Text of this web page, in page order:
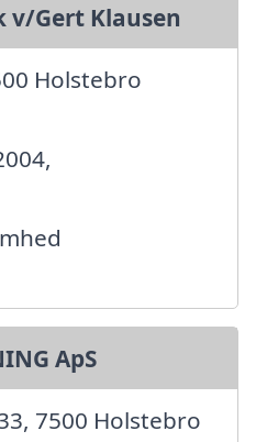
v/Gert Klausen
Holstebro
ApS
7500 Holstebro